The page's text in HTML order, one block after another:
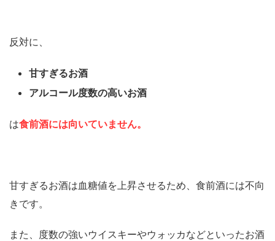
反対に、
甘すぎるお酒
アルコール度数の高いお酒
は食前酒には向いていません。
甘すぎるお酒は血糖値を上昇させるため、食前酒には不向
きです。
また、度数の強いウイスキーやウォッカなどといったお酒